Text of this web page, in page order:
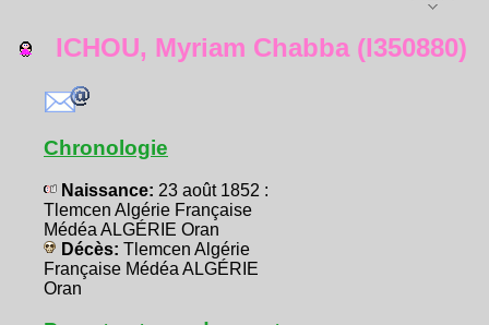
ICHOU, Myriam Chabba (I350880)
Chronologie
Naissance: 23 août 1852 :
Tlemcen Algérie Française
Médéa ALGÉRIE Oran
Décès: Tlemcen Algérie
Française Médéa ALGÉRIE
Oran